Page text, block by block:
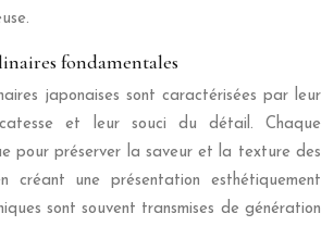
fondamentales
japonaises sont caractérisées par leur
et leur souci du détail. Chaque
pour préserver la saveur et la texture des
créant une présentation esthétiquement
sont souvent transmises de génération